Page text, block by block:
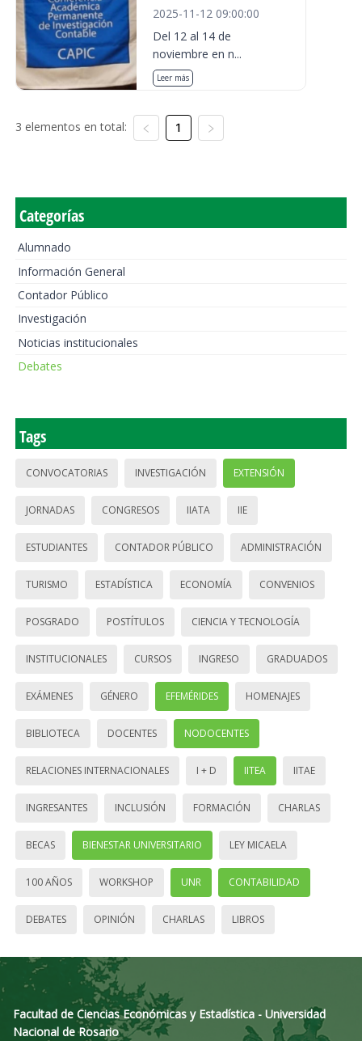
2025-11-12 09:00:00
Del 12 al 14 de
noviembre en n...
Leer más
3 elementos en total: 1
Categorías
Alumnado
Información General
Contador Público
Investigación
Noticias institucionales
Debates
Tags
CONVOCATORIAS INVESTIGACIÓN EXTENSIÓN
JORNADAS CONGRESOS IIATA IIE
ESTUDIANTES CONTADOR PÚBLICO ADMINISTRACIÓN
TURISMO ESTADÍSTICA ECONOMÍA CONVENIOS
POSGRADO POSTÍTULOS CIENCIA Y TECNOLOGÍA
INSTITUCIONALES CURSOS INGRESO GRADUADOS
EXÁMENES GÉNERO EFEMÉRIDES HOMENAJES
BIBLIOTECA DOCENTES NODOCENTES
RELACIONES INTERNACIONALES I + D IITEA IITAE
INGRESANTES INCLUSIÓN FORMACIÓN CHARLAS
BECAS BIENESTAR UNIVERSITARIO LEY MICAELA
100 AÑOS WORKSHOP UNR CONTABILIDAD
DEBATES OPINIÓN CHARLAS LIBROS
Facultad de Ciencias Económicas y Estadística - Universidad
Nacional de Rosario